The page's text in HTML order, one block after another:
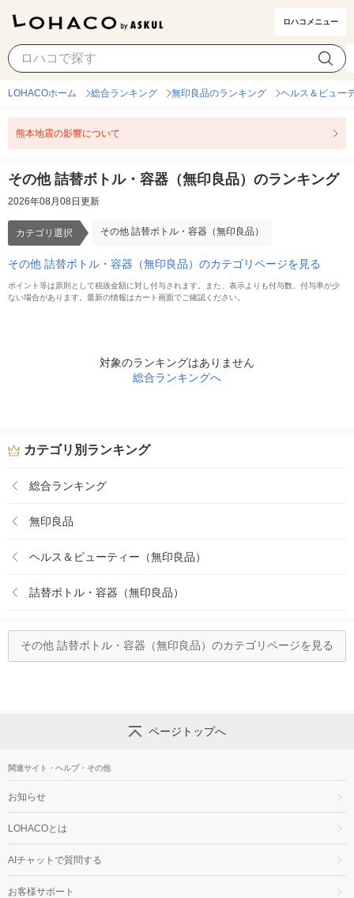
ロハコメニュー
その他 詰替ボトル・容器（無印良品） カテゴリ選択
LOHACOホーム 総合ランキング 無印良品のランキング ヘルス＆ビュー
熊本地震の影響について
その他 詰替ボトル・容器（無印良品）のランキング
2026年08月08日更新
カテゴリ選択 その他 詰替ボトル・容器（無印良品）
その他 詰替ボトル・容器（無印良品）のカテゴリページを見る
ポイント等は原則として税抜金額に対し付与されます。また、表示よりも付与数、付与率が少
ない場合があります。最新の情報はカート画面でご確認ください。
対象のランキングはありません
総合ランキングへ
カテゴリ別ランキング
総合ランキング
無印良品
ヘルス＆ビューティー（無印良品）
詰替ボトル・容器（無印良品）
その他 詰替ボトル・容器（無印良品）のカテゴリページを見る
ページトップへ
関連サイト・ヘルプ・その他
お知らせ
LOHACOとは
AIチャットで質問する
お客様サポート